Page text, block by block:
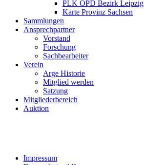
PLK OPD Bezirk Leipzig
Karte Provinz Sachsen
Sammlungen
Ansprechpartner
Vorstand
Forschung
Sachbearbeiter
Verein
Arge Historie
Mitglied werden
Satzung
Mitgliederbereich
Auktion
Impressum